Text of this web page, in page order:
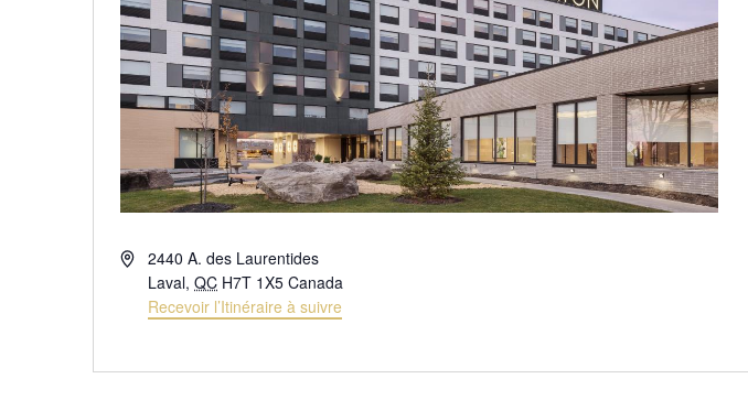
Adresse2440 A. des Laurentides
Laval, QC H7T 1X5 Canada
Recevoir l’Itinéraire à suivre